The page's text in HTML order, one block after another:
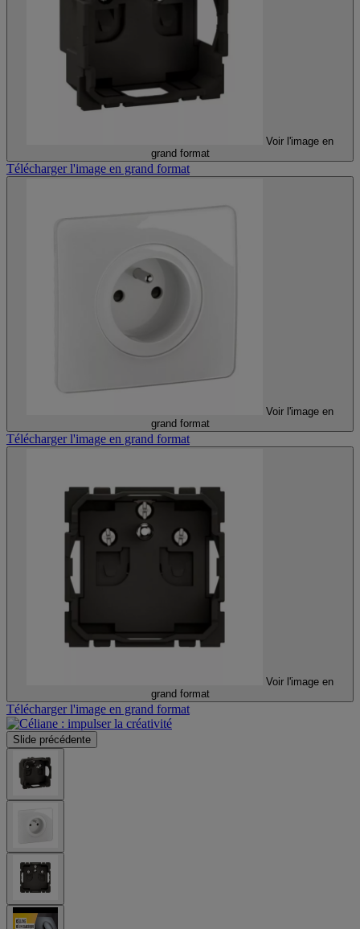
Voir l'image en
grand format
Télécharger l'image en grand format
Voir l'image en
grand format
Télécharger l'image en grand format
Voir l'image en
grand format
Télécharger l'image en grand format
Slide précédente